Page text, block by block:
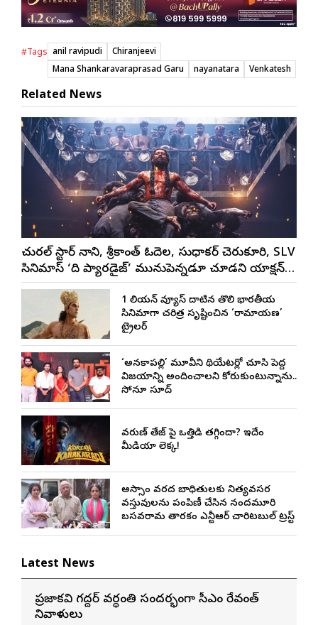
#Tags anil ravipudi
Chiranjeevi
Mana Shankaravaraprasad Garu
nayanatara Venkatesh
Related News
నేచురల్ స్టార్ నాని, శ్రీకాంత్ ఓదెల, సుధాకర్ చెరుకూరి, SLV
సినిమాస్ ‘ది ప్యారడైజ్’ మునుపెన్నడూ చూడని యాక్షన్
బ్లడ్ బాత్ టీజర్ రిలీజ్
1 బిలియన్ వ్యూస్ దాటిన తొలి భారతీయ
సినిమాగా చరిత్ర సృష్టించిన ‘రామాయణ’
ట్రైలర్
‘అనకాపల్లి’ మూవీని థియేటర్లో చూసి పెద్ద
విజయాన్ని అందించాలని కోరుకుంటున్నాను..
సోనూ సూద్
వరుణ్ తేజ్‌ పై ఒత్తిడి తగ్గిందా? ఇదేం
మీడియా లెక్క!
అస్సాం వరద బాధితులకు నిత్యవసర
వస్తువులను పంపిణీ చేసిన నందమూరి
బసవరామ తారకం ఎన్టీఆర్ చారిటబుల్ ట్రస్ట్
Latest News
ప్రజాకవి గద్దర్‌ వర్ధంతి సందర్భంగా సీఎం రేవంత్‌
నివాళులు